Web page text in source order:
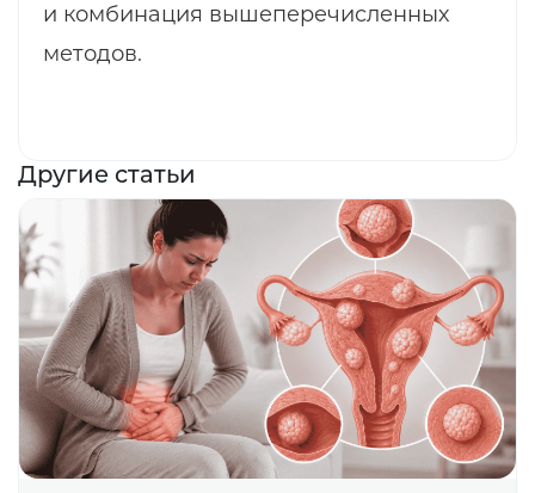
и комбинация вышеперечисленных
методов.
Другие статьи